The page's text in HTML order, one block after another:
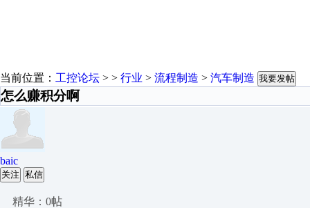
当前位置： 工控论坛 > > 行业 > 流程制造 > 汽车制造 我要发帖
怎么赚积分啊
baic
关注 私信
精华：0帖